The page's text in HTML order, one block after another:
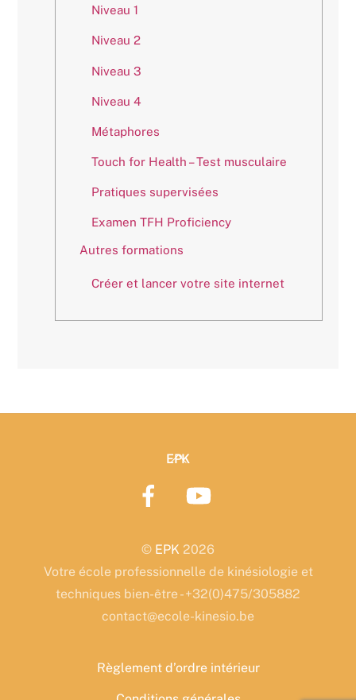
Niveau 1
Niveau 2
Niveau 3
Niveau 4
Métaphores
Touch for Health – Test musculaire
Pratiques supervisées
Examen TFH Proficiency
Autres formations
Créer et lancer votre site internet
Back
Top
EPK
© EPK 2026
Votre école professionnelle de kinésiologie et
techniques bien-être - +32(0)475/305882
contact@ecole-kinesio.be
Règlement d’ordre intérieur